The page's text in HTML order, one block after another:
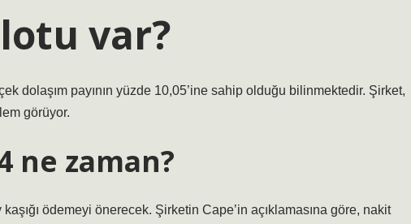
lotu var?
dolaşım payının yüzde 10,05’ine sahip olduğu bilinmektedir. Şirket,
görüyor.
ne zaman?
ödemeyi önerecek. Şirketin Cape’in açıklamasına göre, nakit